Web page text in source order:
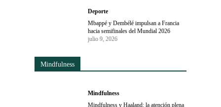
Deporte
Mbappé y Dembélé impulsan a Francia
hacia semifinales del Mundial 2026
julio 9, 2026
Mindfulness
Mindfulness
Mindfulness y Haaland: la atención plena